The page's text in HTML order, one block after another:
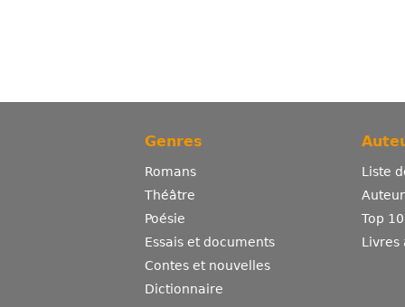
Genres
Romans
Théâtre
Poésie
Essais et documents
Contes et nouvelles
Dictionnaire
Liste
Top
Livres